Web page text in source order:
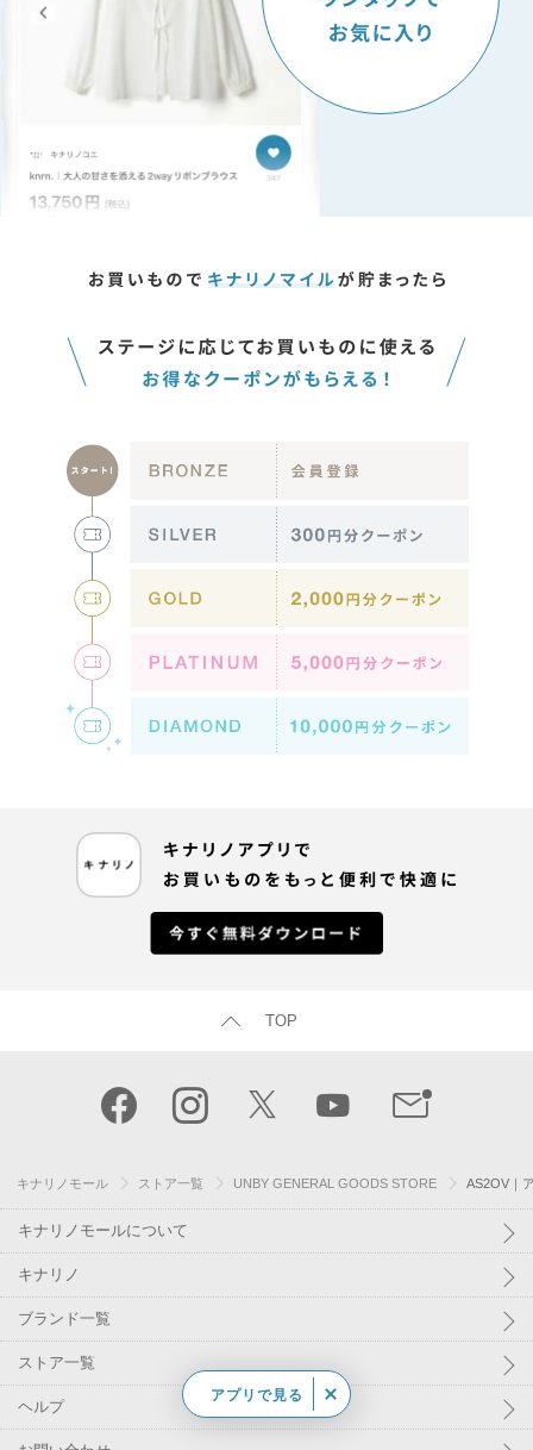
TOP
キナリノモール ストア一覧 UNBY GENERAL GOODS STORE AS2OV｜
キナリノモールについて
キナリノ
ブランド一覧
ストア一覧
ヘルプ
アプリで見る